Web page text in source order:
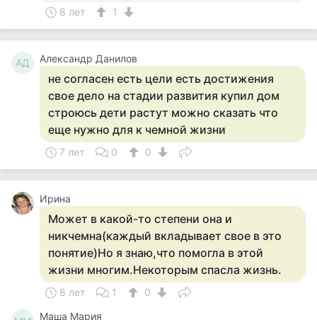
8 лет 1
АД Александр Данилов
не согласен есть цели есть достижения
свое дело на стадии развития купил дом
строюсь дети растут можно сказать что
еще нужно для к чемной жизни
7 лет 0 0
Ирина
Может в какой-то степени она и
никчемна(каждый вкладывает свое в это
понятие)Но я знаю,что помогла в этой
жизни многим.Некоторым спасла жизнь.
8 лет 1 0
Маша Мария